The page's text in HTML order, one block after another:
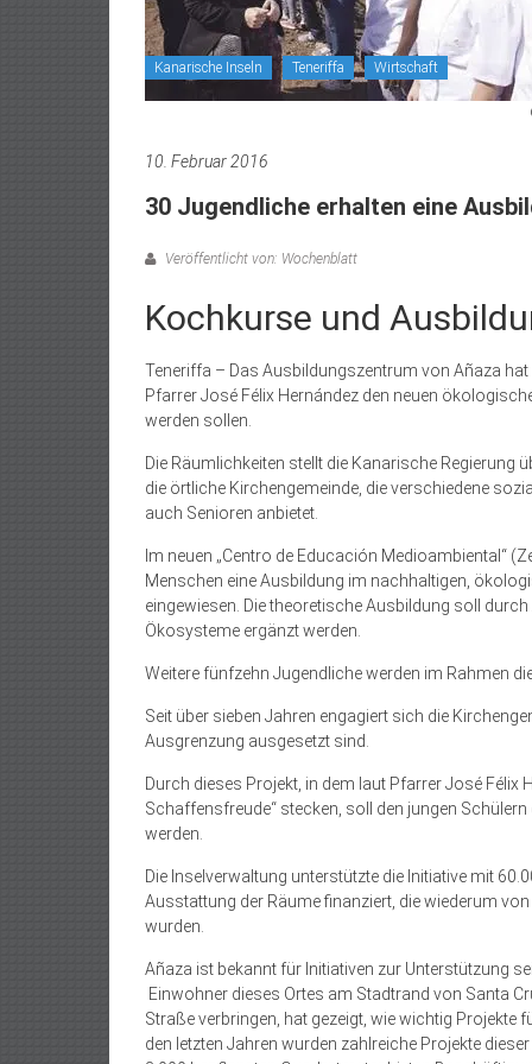
Kanarische Inseln Teneriffa Wirtschaft
10. Februar 2016
30 Jugendliche erhalten eine
Veröffentlicht von: Wochenblatt
Kochkurse und
Teneriffa – Das Ausbildungszentrum von Añaza hat
Pfarrer José Félix Hernández den neuen
werden sollen.
Die Räumlichkeiten stellt die Kanarische
die örtliche Kirchengemeinde, die verschiedene
auch Senioren anbietet.
Im neuen „Centro de Educación Medioambiental“
Menschen eine Ausbildung im nachhaltigen,
eingewiesen. Die theoretische Ausbildung soll
Ökosysteme ergänzt werden.
Weitere fünfzehn Jugendliche werden im Rahmen
Seit über sieben Jahren engagiert sich die
Ausgrenzung ausgesetzt sind.
Durch dieses Projekt, in dem laut Pfarrer José Félix
Schaffensfreude“ stecken, soll den jungen
werden.
Die Inselverwaltung unterstützte die Initiative mit
Ausstattung der Räume finanziert, die wiederum
wurden.
Añaza ist bekannt für Initiativen zur Unterstützung
Einwohner dieses Ortes am Stadtrand von Santa
Straße verbringen, hat gezeigt, wie wichtig Projekte
den letzten Jahren wurden zahlreiche Projekte